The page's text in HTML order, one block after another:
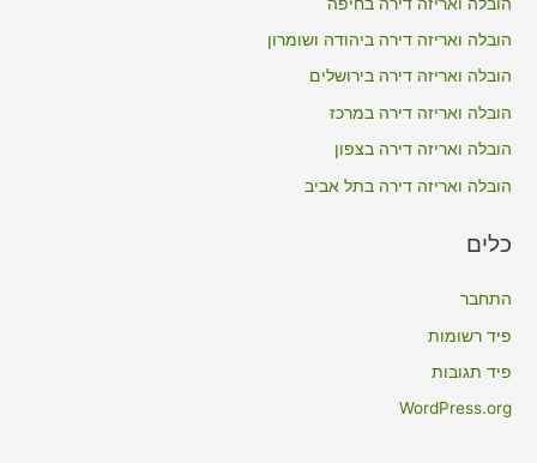
o
r
:
הובלה ואריזה דירה ביהודה ושומרון
הובלה ואריזה דירה בירושלים
הובלה ואריזה דירה במרכז
הובלה ואריזה דירה בצפון
הובלה ואריזה דירה בתל אביב
כלים
התחבר
פיד רשומות
פיד תגובות
WordPress.org